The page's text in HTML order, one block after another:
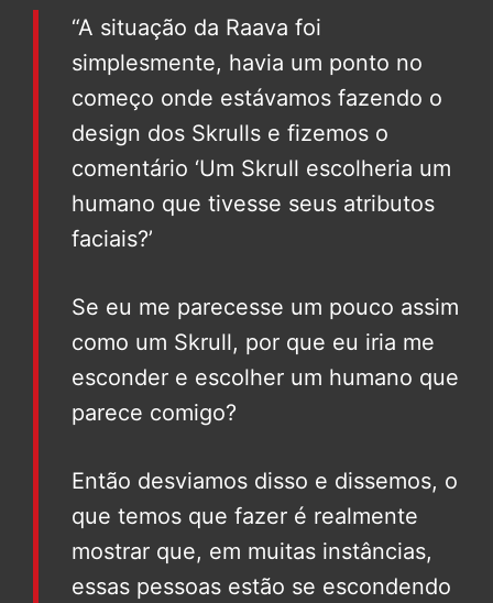
“A situação da Raava foi
simplesmente, havia um ponto no
começo onde estávamos fazendo o
design dos Skrulls e fizemos o
comentário ‘Um Skrull escolheria um
humano que tivesse seus atributos
faciais?’
Se eu me parecesse um pouco assim
como um Skrull, por que eu iria me
esconder e escolher um humano que
parece comigo?
Então desviamos disso e dissemos, o
que temos que fazer é realmente
mostrar que, em muitas instâncias,
essas pessoas estão se escondendo